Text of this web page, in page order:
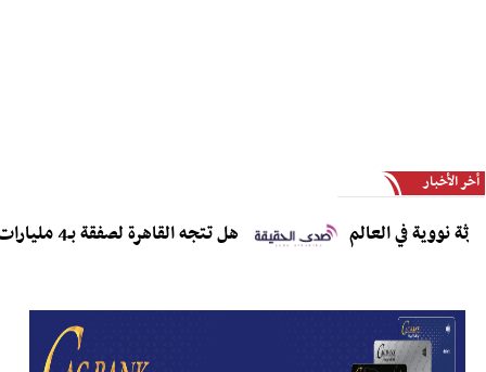
أخر الأخبار
في العالم هل تتجه القاهرة لصفقة بـ4 مليارات دولار لاقتناء مقاتلات J-10CE وJ-35؟